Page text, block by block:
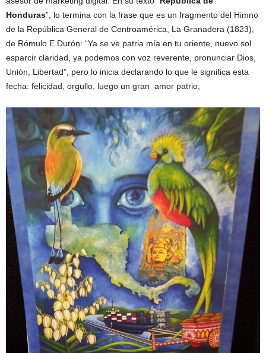
Honduras”, lo termina con la frase que es un fragmento del Himno
de la República General de Centroamérica, La Granadera (1823),
de Rómulo E Durón: “Ya se ve patria mía en tu oriente, nuevo sol
esparcir claridad, ya podemos con voz reverente, pronunciar Dios,
Unión, Libertad”, pero lo inicia declarando lo que le significa esta
fecha: felicidad, orgullo, luego un gran amor patrio;